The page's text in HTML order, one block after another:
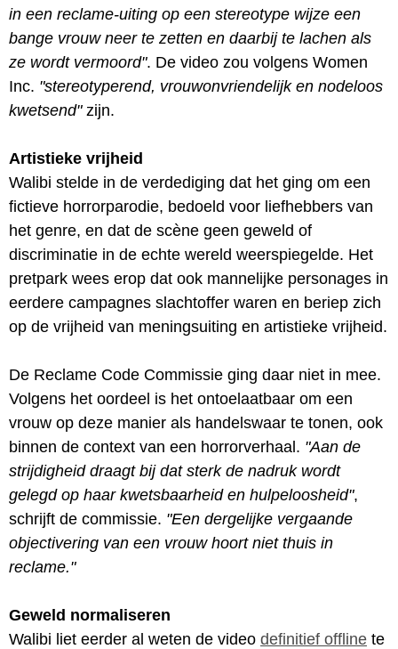
in een reclame-uiting op een stereotype wijze een
bange vrouw neer te zetten en daarbij te lachen als
ze wordt vermoord". De video zou volgens Women
Inc. "stereotyperend, vrouwonvriendelijk en nodeloos
kwetsend"zijn.
Artistieke vrijheid
Walibi stelde in de verdediging dat het ging om een
fictieve horrorparodie, bedoeld voor liefhebbers van
het genre, en dat de scène geen geweld of
discriminatie in de echte wereld weerspiegelde. Het
pretpark wees erop dat ook mannelijke personages in
eerdere campagnes slachtoffer waren en beriep zich
op de vrijheid van meningsuiting en artistieke vrijheid.
De Reclame Code Commissie ging daar niet in mee.
Volgens het oordeel is het ontoelaatbaar om een
vrouw op deze manier als handelswaar te tonen, ook
binnen de context van een horrorverhaal. "Aan de
strijdigheid draagt bij dat sterk de nadruk wordt
gelegd op haar kwetsbaarheid en hulpeloosheid",
schrijft de commissie. "Een dergelijke vergaande
objectivering van een vrouw hoort niet thuis in
reclame."
Geweld normaliseren
Walibi liet eerder al weten de video definitief offline te